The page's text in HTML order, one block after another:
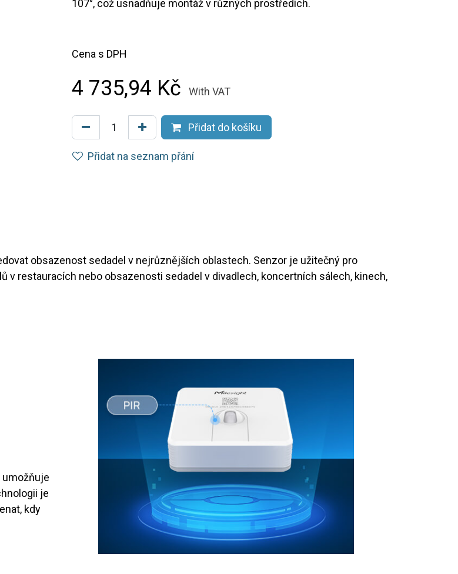
107°, což usnadňuje montáž v různých prostředích.
Cena s DPH
4 735,94 Kč With VAT
Přidat do košíku
Přidat na seznam přání
obsazenost sedadel v nejrůznějších oblastech. Senzor je užitečný pro
restauracích nebo obsazenosti sedadel v divadlech, koncertních sálech, kinech,
umožňuje
je
kdy